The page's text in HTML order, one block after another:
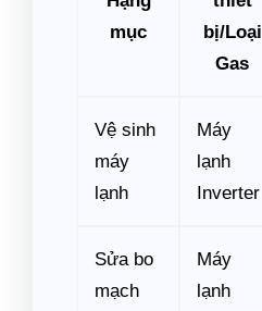
mục
bị/Loại
Gas
Vệ sinh
máy
lạnh
Máy
lạnh
Inverter
Sửa bo
mạch
Máy
lạnh